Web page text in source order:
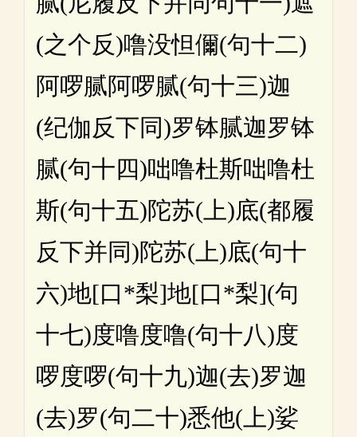
(之个反)噜没怛儞(句十二)
阿啰腻阿啰腻(句十三)迦
(纪伽反下同)罗钵腻迦罗钵
腻(句十四)咄噜杜斯咄噜杜
斯(句十五)陀苏(上)底(都履
反下并同)陀苏(上)底(句十
六)地[口*梨]地[口*梨](句
十七)度噜度噜(句十八)度
啰度啰(句十九)迦(去)罗迦
(去)罗(句二十)悉他(上)娑